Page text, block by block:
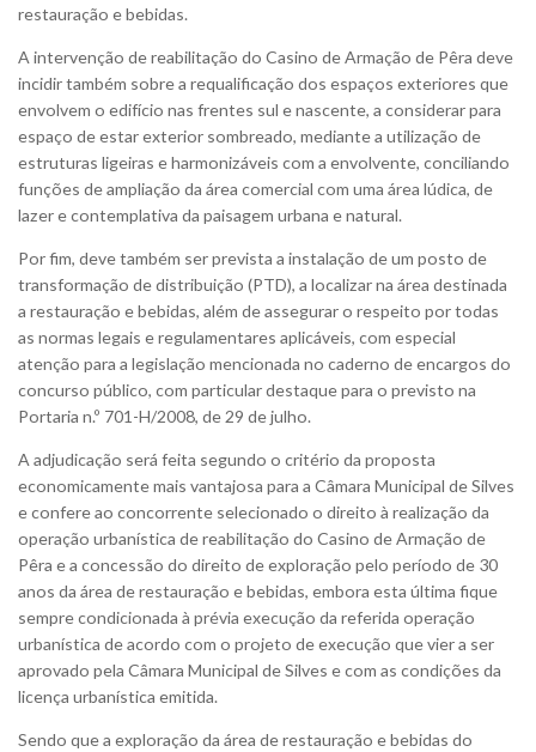
restauração e bebidas.
A intervenção de reabilitação do Casino de Armação de Pêra deve
incidir também sobre a requalificação dos espaços exteriores que
envolvem o edifício nas frentes sul e nascente, a considerar para
espaço de estar exterior sombreado, mediante a utilização de
estruturas ligeiras e harmonizáveis com a envolvente, conciliando
funções de ampliação da área comercial com uma área lúdica, de
lazer e contemplativa da paisagem urbana e natural.
Por fim, deve também ser prevista a instalação de um posto de
transformação de distribuição (PTD), a localizar na área destinada
a restauração e bebidas, além de assegurar o respeito por todas
as normas legais e regulamentares aplicáveis, com especial
atenção para a legislação mencionada no caderno de encargos do
concurso público, com particular destaque para o previsto na
Portaria n.º 701-H/2008, de 29 de julho.
A adjudicação será feita segundo o critério da proposta
economicamente mais vantajosa para a Câmara Municipal de Silves
e confere ao concorrente selecionado o direito à realização da
operação urbanística de reabilitação do Casino de Armação de
Pêra e a concessão do direito de exploração pelo período de 30
anos da área de restauração e bebidas, embora esta última fique
sempre condicionada à prévia execução da referida operação
urbanística de acordo com o projeto de execução que vier a ser
aprovado pela Câmara Municipal de Silves e com as condições da
licença urbanística emitida.
Sendo que a exploração da área de restauração e bebidas do